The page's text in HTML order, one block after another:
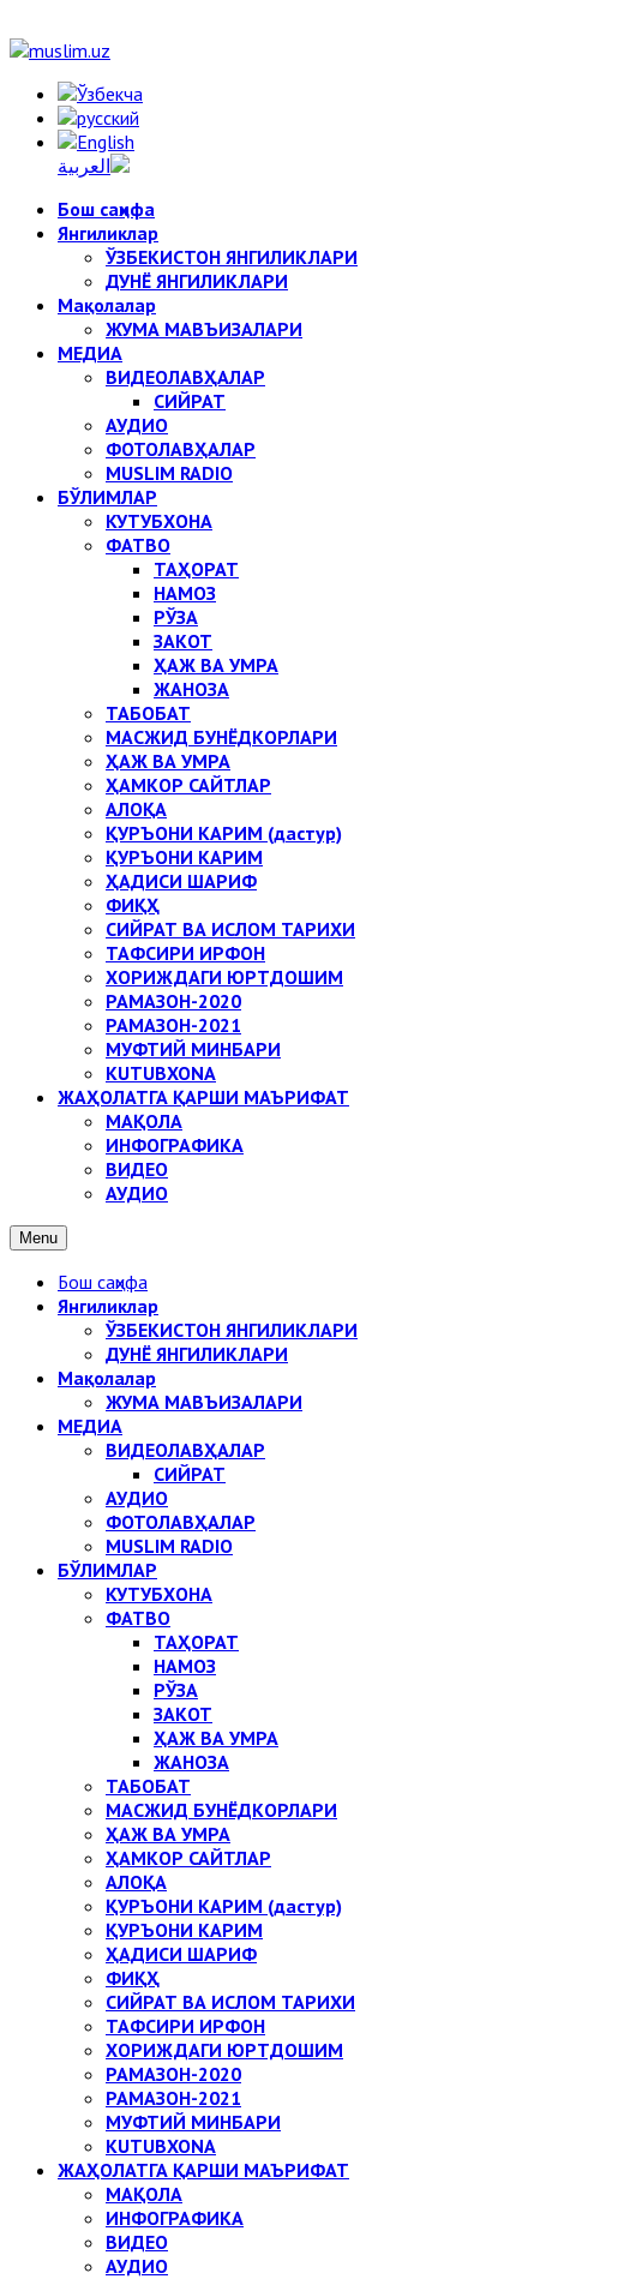
Бош саҳифа
Янгиликлар
ЎЗБЕКИСТОН ЯНГИЛИКЛАРИ
ДУНЁ ЯНГИЛИКЛАРИ
Мақолалар
ЖУМА МАВЪИЗАЛАРИ
МЕДИА
ВИДЕОЛАВҲАЛАР
СИЙРАТ
АУДИО
ФОТОЛАВҲАЛАР
MUSLIM RADIO
БЎЛИМЛАР
КУТУБХОНА
ФАТВО
ТАҲОРАТ
НАМОЗ
РЎЗА
ЗАКОТ
ҲАЖ ВА УМРА
ЖАНОЗА
ТАБОБАТ
МАСЖИД БУНЁДКОРЛАРИ
ҲАЖ ВА УМРА
ҲАМКОР САЙТЛАР
АЛОҚА
ҚУРЪОНИ КАРИМ (дастур)
ҚУРЪОНИ КАРИМ
ҲАДИСИ ШАРИФ
ФИҚҲ
СИЙРАТ ВА ИСЛОМ ТАРИХИ
ТАФСИРИ ИРФОН
ХОРИЖДАГИ ЮРТДОШИМ
РАМАЗОН-2020
РАМАЗОН-2021
МУФТИЙ МИНБАРИ
KUTUBXONA
ЖАҲОЛАТГА ҚАРШИ МАЪРИФАТ
МАҚОЛА
ИНФОГРАФИКА
ВИДЕО
АУДИО
Menu
Бош саҳифа
Янгиликлар
ЎЗБЕКИСТОН ЯНГИЛИКЛАРИ
ДУНЁ ЯНГИЛИКЛАРИ
Мақолалар
ЖУМА МАВЪИЗАЛАРИ
МЕДИА
ВИДЕОЛАВҲАЛАР
СИЙРАТ
АУДИО
ФОТОЛАВҲАЛАР
MUSLIM RADIO
БЎЛИМЛАР
КУТУБХОНА
ФАТВО
ТАҲОРАТ
НАМОЗ
РЎЗА
ЗАКОТ
ҲАЖ ВА УМРА
ЖАНОЗА
ТАБОБАТ
МАСЖИД БУНЁДКОРЛАРИ
ҲАЖ ВА УМРА
ҲАМКОР САЙТЛАР
АЛОҚА
ҚУРЪОНИ КАРИМ (дастур)
ҚУРЪОНИ КАРИМ
ҲАДИСИ ШАРИФ
ФИҚҲ
СИЙРАТ ВА ИСЛОМ ТАРИХИ
ТАФСИРИ ИРФОН
ХОРИЖДАГИ ЮРТДОШИМ
РАМАЗОН-2020
РАМАЗОН-2021
МУФТИЙ МИНБАРИ
KUTUBXONA
ЖАҲОЛАТГА ҚАРШИ МАЪРИФАТ
МАҚОЛА
ИНФОГРАФИКА
ВИДЕО
АУДИО